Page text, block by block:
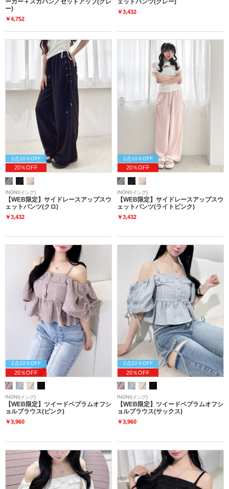
ーカー＋スカパン／セットアップ(グレ
ー)
￥4,752
ェットパンツ(グレー)
￥3,432
2点10％OFF
20％OFF
INGNI(イング)
【WEB限定】サイドレースアップスウ
ェットパンツ(クロ)
￥3,432
2点10％OFF
20％OFF
INGNI(イング)
【WEB限定】サイドレースアップスウ
ェットパンツ(ライトピンク)
￥3,432
2点10％OFF
20％OFF
INGNI(イング)
【WEB限定】ツイードペプラムオフシ
ョルブラウス(ピンク)
￥3,960
2点10％OFF
20％OFF
INGNI(イング)
【WEB限定】ツイードペプラムオフシ
ョルブラウス(サックス)
￥3,960